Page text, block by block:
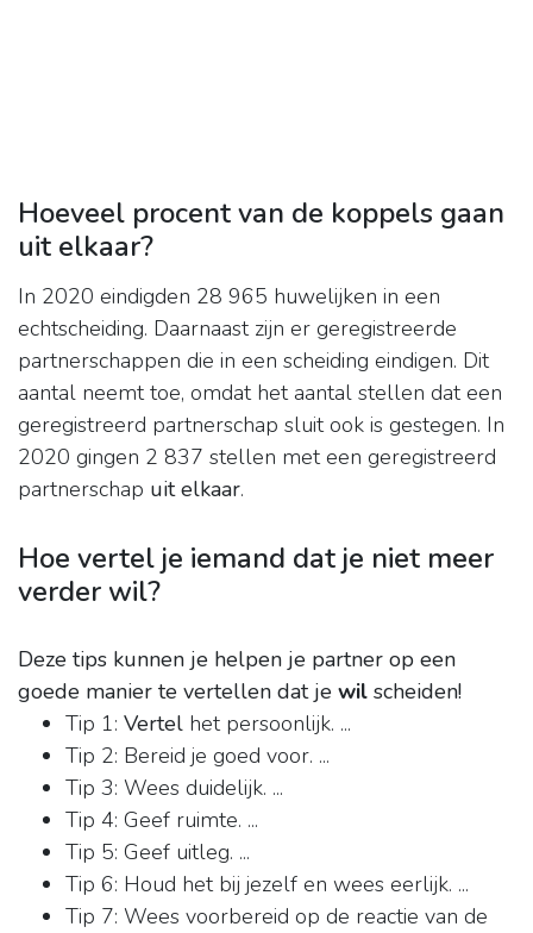
Hoeveel procent van de koppels gaan
uit elkaar?
In 2020 eindigden 28 965 huwelijken in een
echtscheiding. Daarnaast zijn er geregistreerde
partnerschappen die in een scheiding eindigen. Dit
aantal neemt toe, omdat het aantal stellen dat een
geregistreerd partnerschap sluit ook is gestegen. In
2020 gingen 2 837 stellen met een geregistreerd
partnerschap uit elkaar.
Hoe vertel je iemand dat je niet meer
verder wil?
Deze tips kunnen je helpen je partner op een
goede manier te vertellen dat je wil scheiden!
Tip 1: Vertel het persoonlijk. ...
Tip 2: Bereid je goed voor. ...
Tip 3: Wees duidelijk. ...
Tip 4: Geef ruimte. ...
Tip 5: Geef uitleg. ...
Tip 6: Houd het bij jezelf en wees eerlijk. ...
Tip 7: Wees voorbereid op de reactie van de